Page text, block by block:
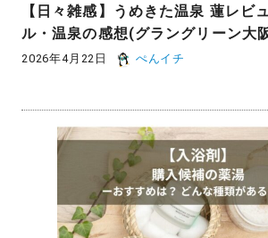
【日々雑感】うめきた温泉 蓮レビ
ル・温泉の感想(グラングリーン大
2026年4月22日 ぺんイチ